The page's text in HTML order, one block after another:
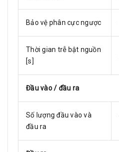
Bảo vệ phân cực ngược
Thời gian trễ bật nguồn
[s]
Đầu vào / đầu ra
Số lượng đầu vào và
đầu ra